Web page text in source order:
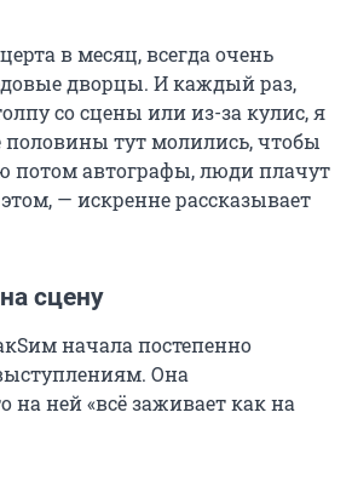
в месяц, всегда очень
дворцы. И каждый раз,
со сцены или из-за кулис, я
половины тут молились, чтобы
потом автографы, люди плачут
— искренне рассказывает
сцену
начала постепенно
Она
на ней «всё заживает как на